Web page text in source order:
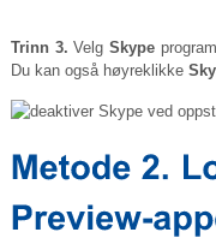
Trinn 3. VelgSkype
Du kan også høyreklikke